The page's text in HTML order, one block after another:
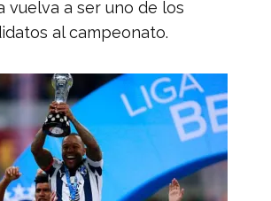
vuelva a ser uno de los
al campeonato.